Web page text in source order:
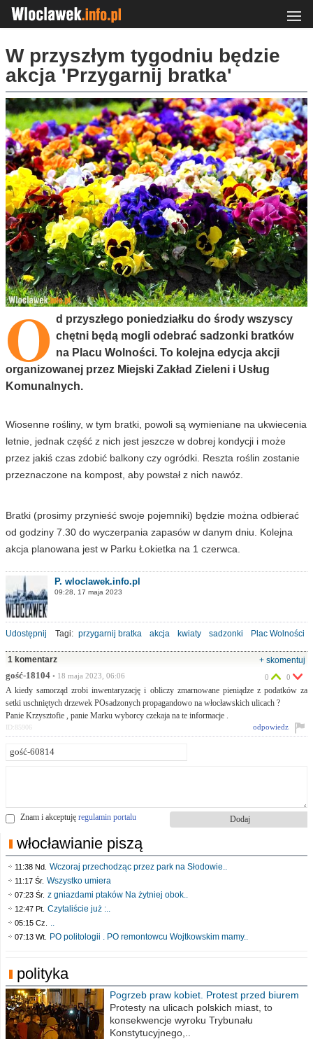
W przyszłym tygodniu będzie
akcja 'Przygarnij bratka'
O d przyszłego poniedziałku do środy wszyscy
chętni będą mogli odebrać sadzonki bratków
na Placu Wolności. To kolejna edycja akcji
organizowanej przez Miejski Zakład Zieleni i Usług
Komunalnych.
Wiosenne rośliny, w tym bratki, powoli są wymieniane na ukwiecenia
letnie, jednak część z nich jest jeszcze w dobrej kondycji i może
przez jakiś czas zdobić balkony czy ogródki. Reszta roślin zostanie
przeznaczone na kompost, aby powstał z nich nawóz.
Bratki (prosimy przynieść swoje pojemniki) będzie można odbierać
od godziny 7.30 do wyczerpania zapasów w danym dniu. Kolejna
akcja planowana jest w Parku Łokietka na 1 czerwca.
P. wloclawek.info.pl
09:28, 17 maja 2023
Udostępnij Tagi: przygarnij bratka akcja kwiaty sadzonki Plac Wolności
1 komentarz
+ skomentuj
gość-18104 • 18 maja 2023, 06:06
A kiedy samorząd zrobi inwentaryzację i obliczy zmarnowane pieniądze z podatków za
setki uschniętych drzewek POsadzonych propagandowo na włocławskich ulicach ?
Panie Krzysztofie , panie Marku wyborcy czekaja na te informacje .
0 0
odpowiedz
ID:85906
Znam i akceptuję regulamin portalu
włocławianie piszą
11:38 Nd. Wczoraj przechodząc przez park na Słodowie..
11:17 Śr. Wszystko umiera
07:23 Śr. z gniazdami ptaków Na żytniej obok..
12:47 Pt. Czytaliście już :..
05:15 Cz. ..
07:13 Wt. PO politologii . PO remontowcu Wojtkowskim mamy..
polityka
Pogrzeb praw kobiet. Protest przed biurem
poselskim PiS
Protesty na ulicach polskich miast, to
konsekwencje wyroku Trybunału
Konstytucyjnego,..